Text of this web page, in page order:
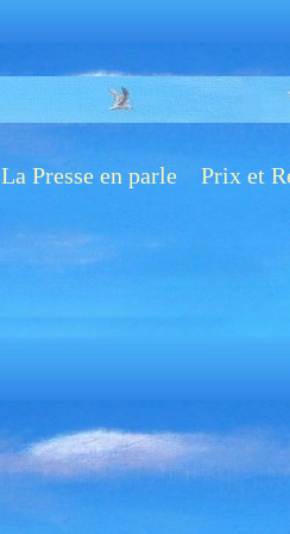
La Presse en parle Prix et